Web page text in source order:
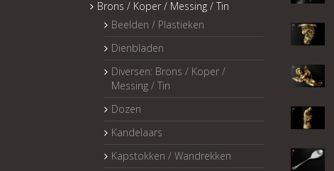
Brons / Koper / Messing / Tin
Beelden / Plastieken
Dienbladen
Diversen: Brons / Koper /
Messing / Tin
Dozen
Kandelaars
Kapstokken / Wandrekken